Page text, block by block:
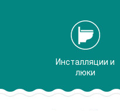
Инсталляции и
люки